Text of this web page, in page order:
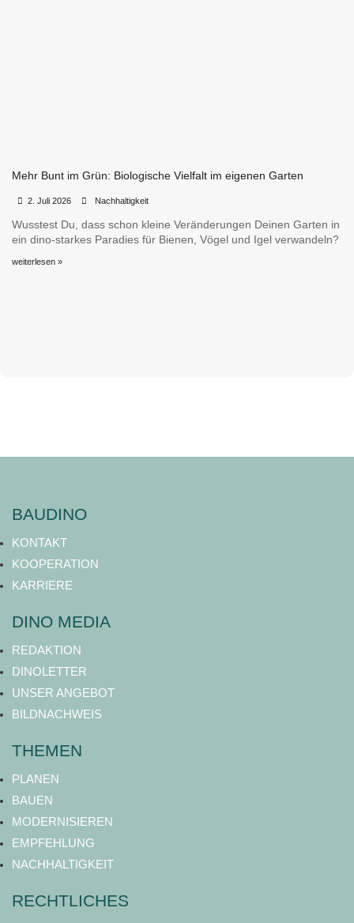
Mehr Bunt im Grün: Biologische Vielfalt im eigenen Garten
2. Juli 2026 Nachhaltigkeit
Wusstest Du, dass schon kleine Veränderungen Deinen Garten in
ein dino-starkes Paradies für Bienen, Vögel und Igel verwandeln?
weiterlesen »
BAUDINO
KONTAKT
KOOPERATION
KARRIERE
DINO MEDIA
REDAKTION
DINOLETTER
UNSER ANGEBOT
BILDNACHWEIS
THEMEN
PLANEN
BAUEN
MODERNISIEREN
EMPFEHLUNG
NACHHALTIGKEIT
RECHTLICHES